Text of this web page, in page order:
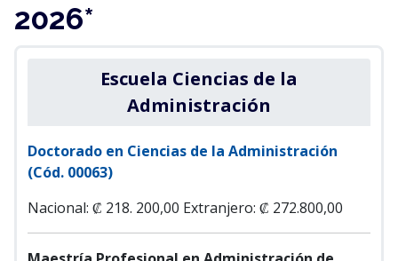
2026*
Escuela Ciencias de la
Administración
Doctorado en Ciencias de la Administración
(Cód. 00063)
Nacional: ₡ 218. 200,00 Extranjero: ₡ 272.800,00